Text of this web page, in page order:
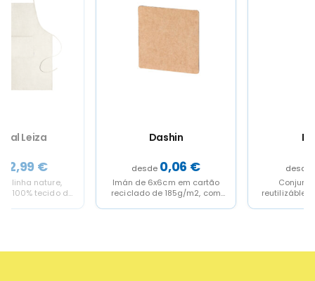
Imán de 6x6cm em cartão
reciclado de 185g/m2, com
cantos arredondados.
Conjunto de palitos
reutilizábles de linha nature
fabricados em coco. Após do